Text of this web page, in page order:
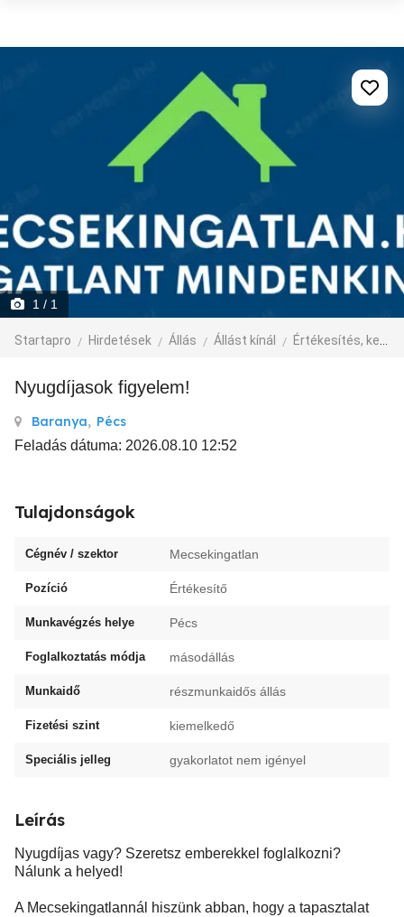
1 / 1
Startapro Hirdetések Állás Állást kínál Értékesítés, kereskedelem, üzlet
Nyugdíjasok figyelem!
Baranya, Pécs
Feladás dátuma: 2026.08.10 12:52
Tulajdonságok
Cégnév / szektor Mecsekingatlan
Pozíció Értékesítő
Munkavégzés helye Pécs
Foglalkoztatás módja másodállás
Munkaidő részmunkaidős állás
Fizetési szint kiemelkedő
Speciális jelleg gyakorlatot nem igényel
Leírás
Nyugdíjas vagy? Szeretsz emberekkel foglalkozni?
Nálunk a helyed!
A Mecsekingatlannál hiszünk abban, hogy a tapasztalat